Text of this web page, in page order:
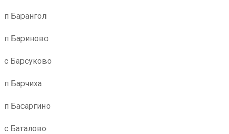
п Барангол
п Бариново
с Барсуково
п Барчиха
п Басаргино
с Баталово